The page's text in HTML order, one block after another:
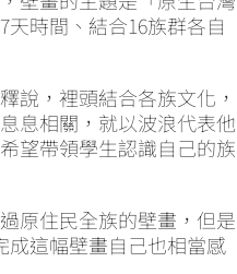
時間、結合16族群各自
說，裡頭結合各族文化，
息相關，就以波浪代表他
望帶領學生認識自己的族
原住民全族的壁畫，但是
成這幅壁畫自己也相當感